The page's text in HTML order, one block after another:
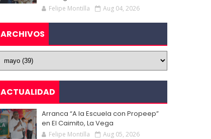
Felipe Montilla Aug 04, 2026
ARCHIVOS
ACTUALIDAD
Arranca “A la Escuela con Propeep”
en El Caimito, La Vega
Felipe Montilla Aug 05, 2026